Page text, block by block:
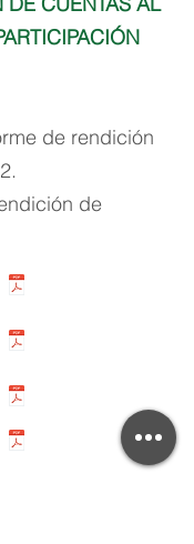
de rendición
de